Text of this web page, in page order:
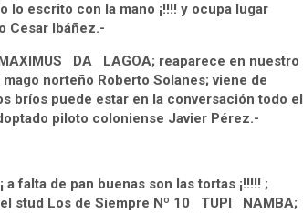
lo escrito con la mano ¡!!!! y ocupa lugar
Cesar Ibáñez.-
DA LAGOA; reaparece en nuestro
norteño Roberto Solanes; viene de
bríos puede estar en la conversación todo el
piloto coloniense Javier Pérez.-
a falta de pan buenas son las tortas ¡!!!!! ;
stud Los de Siempre Nº 10 TUPI NAMBA;